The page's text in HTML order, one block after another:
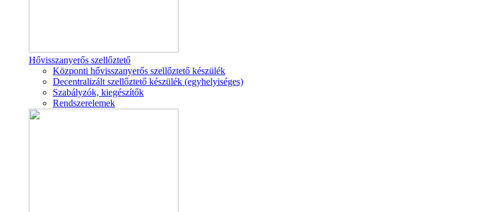
Hővisszanyerős szellőztető
Központi hővisszanyerős szellőztető készülék
Decentralizált szellőztető készülék (egyhelyiséges)
Szabályzók, kiegészítők
Rendszerelemek